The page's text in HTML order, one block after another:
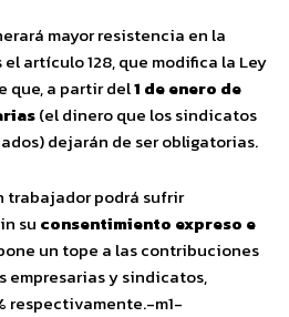
mayor resistencia en la
artículo 128, que modifica la Ley
que, a partir del1 de enero de
(el dinero que los sindicatos
dejarán de ser obligatorias.
trabajador podrá sufrir
su consentimiento expreso e
un tope a las contribuciones
empresarias y sindicatos,
respectivamente.-m1-